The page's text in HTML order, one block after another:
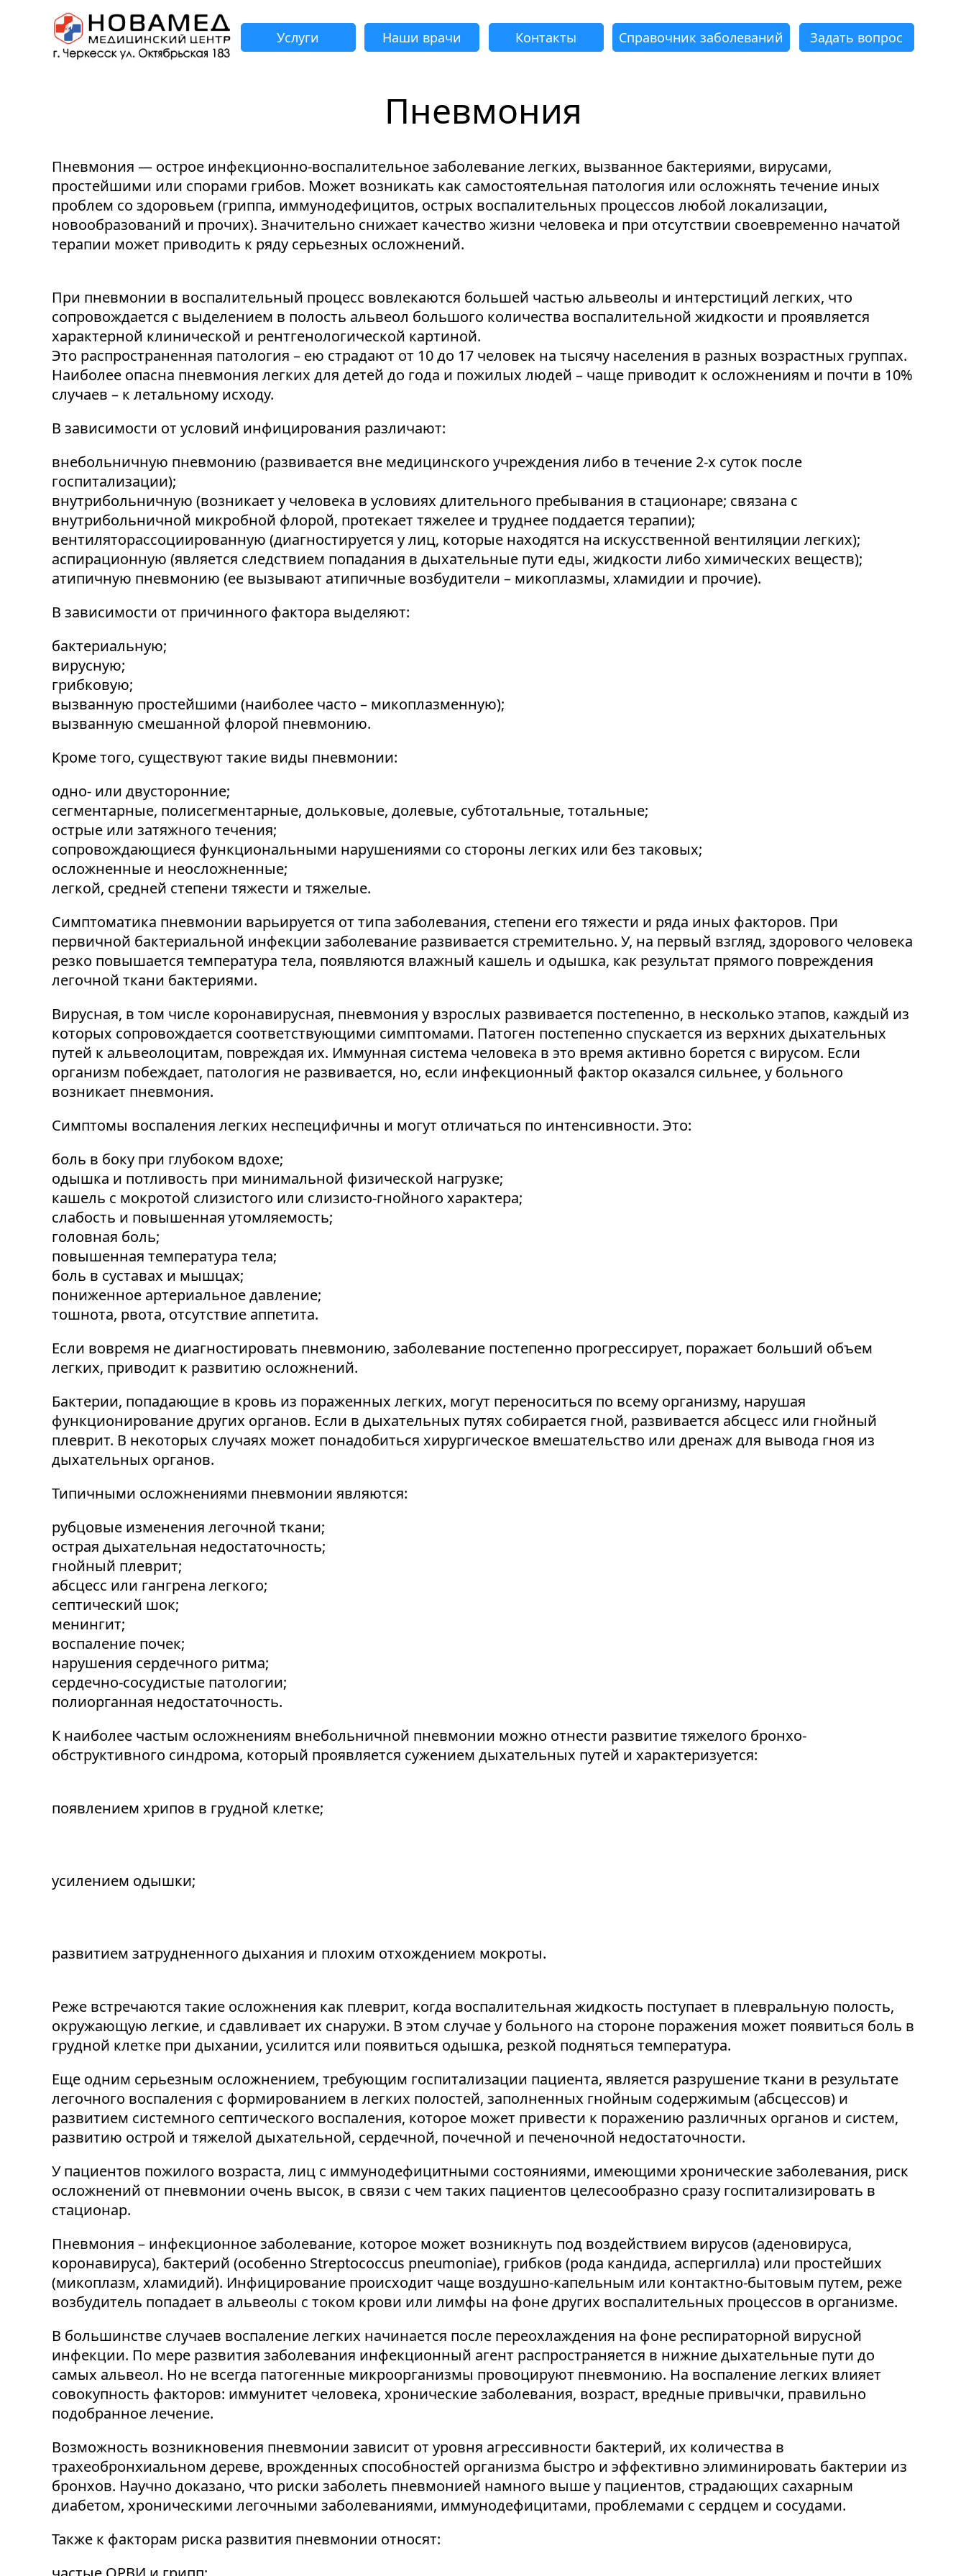
Услуги Наши врачи Контакты Справочник заболеваний Задать вопрос
Отправить вопрос
Мы свяжемся с вами в ближайшее время
Некорректно введен номер телефона
Отклонена капча
Не введено имя или вопрос
Не принято соглашение
Пневмония
Пневмония — острое инфекционно-воспалительное заболевание легких, вызванное бактериями, вирусами,
простейшими или спорами грибов. Может возникать как самостоятельная патология или осложнять течение иных
проблем со здоровьем (гриппа, иммунодефицитов, острых воспалительных процессов любой локализации,
новообразований и прочих). Значительно снижает качество жизни человека и при отсутствии своевременно начатой
терапии может приводить к ряду серьезных осложнений.
При пневмонии в воспалительный процесс вовлекаются большей частью альвеолы и интерстиций легких, что
сопровождается с выделением в полость альвеол большого количества воспалительной жидкости и проявляется
характерной клинической и рентгенологической картиной.
Это распространенная патология – ею страдают от 10 до 17 человек на тысячу населения в разных возрастных группах.
Наиболее опасна пневмония легких для детей до года и пожилых людей – чаще приводит к осложнениям и почти в 10%
случаев – к летальному исходу.
В зависимости от условий инфицирования различают:
внебольничную пневмонию (развивается вне медицинского учреждения либо в течение 2-х суток после
госпитализации);
внутрибольничную (возникает у человека в условиях длительного пребывания в стационаре; связана с
внутрибольничной микробной флорой, протекает тяжелее и труднее поддается терапии);
вентиляторассоциированную (диагностируется у лиц, которые находятся на искусственной вентиляции легких);
аспирационную (является следствием попадания в дыхательные пути еды, жидкости либо химических веществ);
атипичную пневмонию (ее вызывают атипичные возбудители – микоплазмы, хламидии и прочие).
В зависимости от причинного фактора выделяют:
бактериальную;
вирусную;
грибковую;
вызванную простейшими (наиболее часто – микоплазменную);
вызванную смешанной флорой пневмонию.
Кроме того, существуют такие виды пневмонии:
одно- или двусторонние;
сегментарные, полисегментарные, дольковые, долевые, субтотальные, тотальные;
острые или затяжного течения;
сопровождающиеся функциональными нарушениями со стороны легких или без таковых;
осложненные и неосложненные;
легкой, средней степени тяжести и тяжелые.
Симптоматика пневмонии варьируется от типа заболевания, степени его тяжести и ряда иных факторов. При
первичной бактериальной инфекции заболевание развивается стремительно. У, на первый взгляд, здорового человека
резко повышается температура тела, появляются влажный кашель и одышка, как результат прямого повреждения
легочной ткани бактериями.
Вирусная, в том числе коронавирусная, пневмония у взрослых развивается постепенно, в несколько этапов, каждый из
которых сопровождается соответствующими симптомами. Патоген постепенно спускается из верхних дыхательных
путей к альвеолоцитам, повреждая их. Иммунная система человека в это время активно борется с вирусом. Если
организм побеждает, патология не развивается, но, если инфекционный фактор оказался сильнее, у больного
возникает пневмония.
Симптомы воспаления легких неспецифичны и могут отличаться по интенсивности. Это:
боль в боку при глубоком вдохе;
одышка и потливость при минимальной физической нагрузке;
кашель с мокротой слизистого или слизисто-гнойного характера;
слабость и повышенная утомляемость;
головная боль;
повышенная температура тела;
боль в суставах и мышцах;
пониженное артериальное давление;
тошнота, рвота, отсутствие аппетита.
Если вовремя не диагностировать пневмонию, заболевание постепенно прогрессирует, поражает больший объем
легких, приводит к развитию осложнений.
Бактерии, попадающие в кровь из пораженных легких, могут переноситься по всему организму, нарушая
функционирование других органов. Если в дыхательных путях собирается гной, развивается абсцесс или гнойный
плеврит. В некоторых случаях может понадобиться хирургическое вмешательство или дренаж для вывода гноя из
дыхательных органов.
Типичными осложнениями пневмонии являются:
рубцовые изменения легочной ткани;
острая дыхательная недостаточность;
гнойный плеврит;
абсцесс или гангрена легкого;
септический шок;
менингит;
воспаление почек;
нарушения сердечного ритма;
сердечно-сосудистые патологии;
полиорганная недостаточность.
К наиболее частым осложнениям внебольничной пневмонии можно отнести развитие тяжелого бронхо-
обструктивного синдрома, который проявляется сужением дыхательных путей и характеризуется:
появлением хрипов в грудной клетке;
усилением одышки;
развитием затрудненного дыхания и плохим отхождением мокроты.
Реже встречаются такие осложнения как плеврит, когда воспалительная жидкость поступает в плевральную полость,
окружающую легкие, и сдавливает их снаружи. В этом случае у больного на стороне поражения может появиться боль в
грудной клетке при дыхании, усилится или появиться одышка, резкой подняться температура.
Еще одним серьезным осложнением, требующим госпитализации пациента, является разрушение ткани в результате
легочного воспаления с формированием в легких полостей, заполненных гнойным содержимым (абсцессов) и
развитием системного септического воспаления, которое может привести к поражению различных органов и систем,
развитию острой и тяжелой дыхательной, сердечной, почечной и печеночной недостаточности.
У пациентов пожилого возраста, лиц с иммунодефицитными состояниями, имеющими хронические заболевания, риск
осложнений от пневмонии очень высок, в связи с чем таких пациентов целесообразно сразу госпитализировать в
стационар.
Пневмония – инфекционное заболевание, которое может возникнуть под воздействием вирусов (аденовируса,
коронавируса), бактерий (особенно Streptococcus pneumoniae), грибков (рода кандида, аспергилла) или простейших
(микоплазм, хламидий). Инфицирование происходит чаще воздушно-капельным или контактно-бытовым путем, реже
возбудитель попадает в альвеолы с током крови или лимфы на фоне других воспалительных процессов в организме.
В большинстве случаев воспаление легких начинается после переохлаждения на фоне респираторной вирусной
инфекции. По мере развития заболевания инфекционный агент распространяется в нижние дыхательные пути до
самых альвеол. Но не всегда патогенные микроорганизмы провоцируют пневмонию. На воспаление легких влияет
совокупность факторов: иммунитет человека, хронические заболевания, возраст, вредные привычки, правильно
подобранное лечение.
Возможность возникновения пневмонии зависит от уровня агрессивности бактерий, их количества в
трахеобронхиальном дереве, врожденных способностей организма быстро и эффективно элиминировать бактерии из
бронхов. Научно доказано, что риски заболеть пневмонией намного выше у пациентов, страдающих сахарным
диабетом, хроническими легочными заболеваниями, иммунодефицитами, проблемами с сердцем и сосудами.
Также к факторам риска развития пневмонии относят: